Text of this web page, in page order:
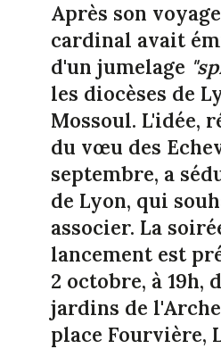
Après son
cardinal avait
d'un jumelage
les diocèses de
Mossoul. L'idée,
du vœu des
septembre, a
de Lyon, qui
associer. La
lancement est
2 octobre, à 19h,
jardins de
place Fourvière,